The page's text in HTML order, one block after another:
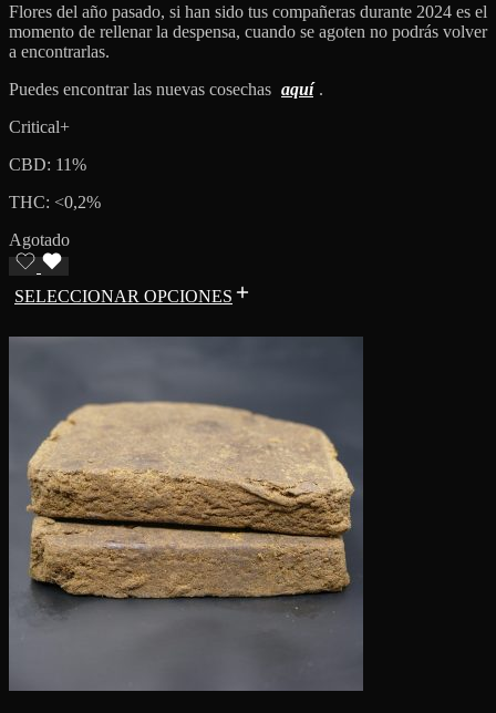
Flores del año pasado, si han sido tus compañeras durante 2024 es el
momento de rellenar la despensa, cuando se agoten no podrás volver
a encontrarlas.
Puedes encontrar las nuevas cosechas aquí .
Critical+
CBD: 11%
THC: <0,2%
Agotado
SELECCIONAR OPCIONES